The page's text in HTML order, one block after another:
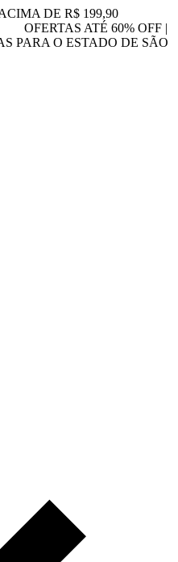
DE R$ 199,90
OFERTAS ATÉ 60% OFF |
PARA O ESTADO DE SÃO